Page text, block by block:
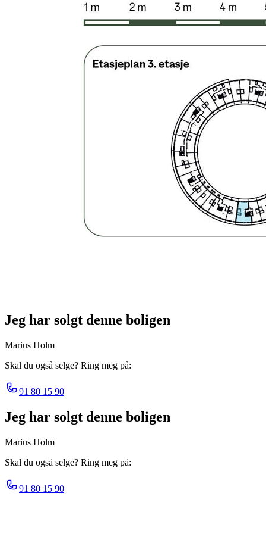
Jeg har solgt denne boligen
Marius Holm
Skal du også selge? Ring meg på:
91 80 15 90
Jeg har solgt denne boligen
Marius Holm
Skal du også selge? Ring meg på:
91 80 15 90